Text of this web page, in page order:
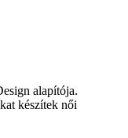
alapítója.
készítek női